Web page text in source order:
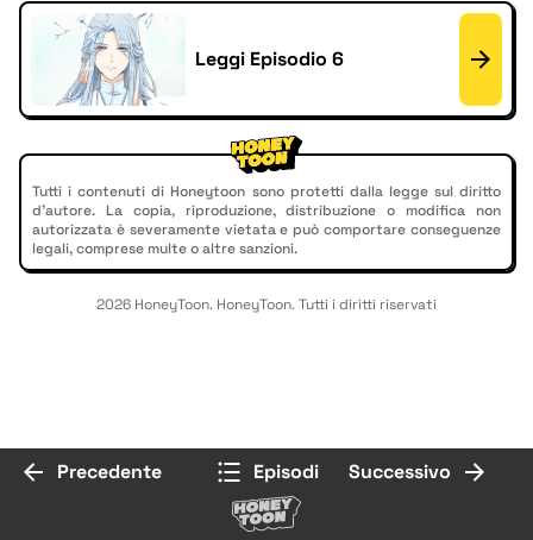
Leggi Episodio 6
Tutti i contenuti di Honeytoon sono protetti dalla legge sul diritto
d'autore. La copia, riproduzione, distribuzione o modifica non
autorizzata è severamente vietata e può comportare conseguenze
legali, comprese multe o altre sanzioni.
2026 HoneyToon. HoneyToon. Tutti i diritti riservati
Precedente Episodi Successivo